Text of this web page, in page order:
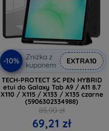
-10%
Zniżka z
kuponem
EXTRA10
TECH-PROTECT SC PEN HYBRID
etui do Galaxy Tab A9 / A11 8.7
X110 / X115 / X133 / X135 czarne
(5906302334988)
85,90 zł
69,21 zł